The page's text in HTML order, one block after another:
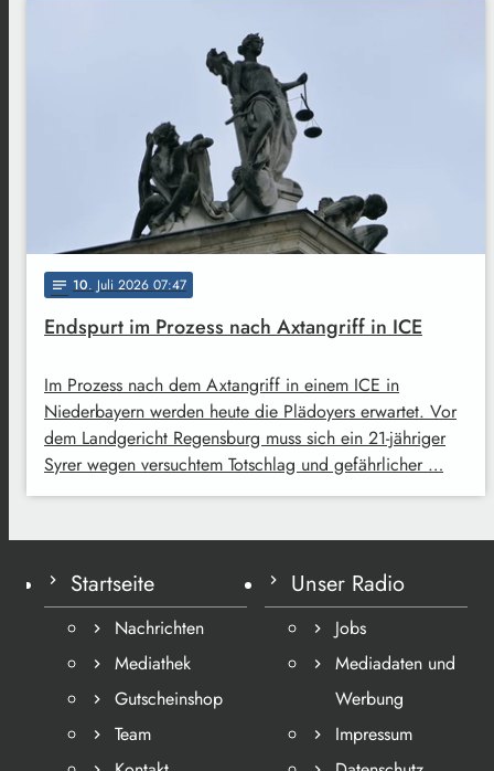
notes 10. Juli 2026 07:47
Endspurt im Prozess nach Axtangriff in ICE
Im Prozess nach dem Axtangriff in einem ICE in
Niederbayern werden heute die Plädoyers erwartet. Vor
dem Landgericht Regensburg muss sich ein 21-jähriger
Syrer wegen versuchtem Totschlag und gefährlicher …
Startseite
Nachrichten
Mediathek
Gutscheinshop
Team
Unser Radio
Jobs
Mediadaten und
Werbung
Impressum